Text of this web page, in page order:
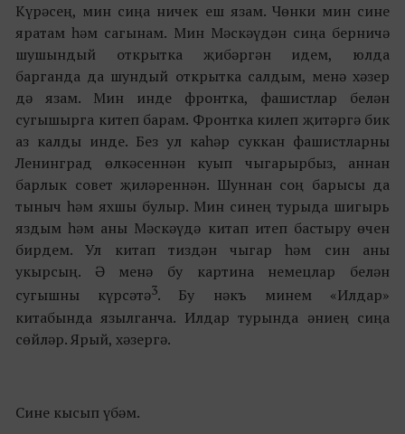
Күрәсең, мин сиңа ничек еш язам. Чөнки мин сине
яратам һәм сагынам. Мин Мәскәүдән сиңа берничә
шушындый открытка җибәргән идем, юлда
барганда да шундый открытка салдым, менә хәзер
дә язам. Мин инде фронтка, фашистлар белән
сугышырга китеп барам. Фронтка килеп җитәргә бик
аз калды инде. Без ул каһәр суккан фашистларны
Ленинград өлкәсеннән куып чыгарырбыз, аннан
барлык совет җиләреннән. Шуннан соң барысы да
тыныч һәм яхшы булыр. Мин синең турыда шигырь
яздым һәм аны Мәскәүдә китап итеп бастыру өчен
бирдем. Ул китап тиздән чыгар һәм син аны
укырсың. Ә менә бу картина немецлар белән
сугышны күрсәтә3. Бу нәкъ минем «Илдар»
китабында язылганча. Илдар турында әниең сиңа
сөйләр. Ярый, хәзергә.
Сине кысып үбәм.